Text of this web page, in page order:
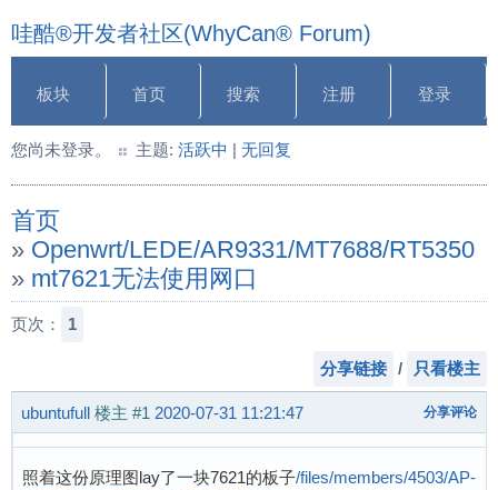
哇酷®开发者社区(WhyCan® Forum)
板块 首页 搜索 注册 登录
您尚未登录。 主题: 活跃中 | 无回复
首页
» Openwrt/LEDE/AR9331/MT7688/RT5350
» mt7621无法使用网口
页次： 1
分享链接 / 只看楼主
ubuntufull 楼主 #1 2020-07-31 11:21:47 分享评论
照着这份原理图lay了一块7621的板子/files/members/4503/AP-